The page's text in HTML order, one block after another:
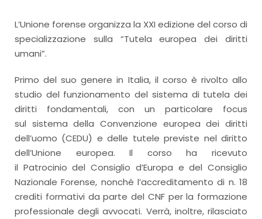
L’Unione forense organizza la XXI edizione del corso di
specializzazione sulla “Tutela europea dei diritti
umani”.
Primo del suo genere in Italia, il corso è rivolto allo
studio del funzionamento del sistema di tutela dei
diritti fondamentali, con un particolare focus
sul sistema della Convenzione europea dei diritti
dell’uomo (CEDU) e delle tutele previste nel diritto
dell’Unione europea. Il corso ha ricevuto
il Patrocinio del Consiglio d’Europa e del Consiglio
Nazionale Forense, nonché l’accreditamento di n. 18
crediti formativi da parte del CNF per la formazione
professionale degli avvocati. Verrà, inoltre, rilasciato